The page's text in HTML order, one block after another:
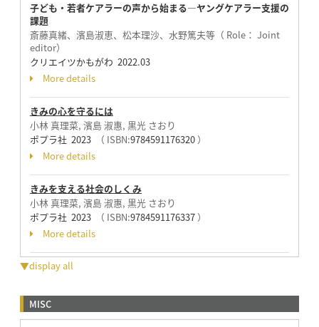
子ども・若者ケアラーの声から始まる―ヤングケアラー支援の
課題
斎藤真緒、濱島淑恵、松本理沙、水野篤夫等（ Role： Joint
editor）
クリエイツかもがわ 2022.03
More details
きみの心を守るには
小林 真理菜, 濱島 淑惠, 黒光 さおり
ポプラ社 2023
（ ISBN:9784591176320）
More details
きみを支える社会のしくみ
小林 真理菜, 濱島 淑惠, 黒光 さおり
ポプラ社 2023
（ ISBN:9784591176337）
More details
▼display all
MISC